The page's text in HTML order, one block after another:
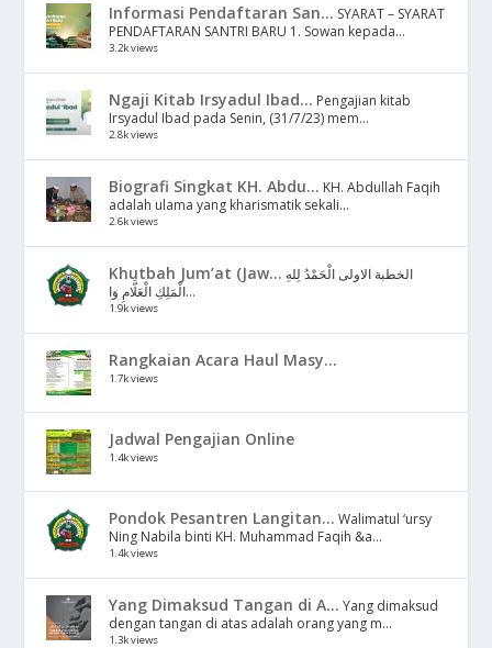
Informasi Pendaftaran San... SYARAT – SYARAT
PENDAFTARAN SANTRI BARU 1. Sowan kepada...
3.2k views
Ngaji Kitab Irsyadul Ibad... Pengajian kitab
Irsyadul Ibad pada Senin, (31/7/23) mem...
2.8k views
Biografi Singkat KH. Abdu... KH. Abdullah Faqih
adalah ulama yang kharismatik sekali...
2.6k views
Khutbah Jum’at (Jaw... الخطبة الاولى الْحَمْدُ لِلهِ
الْمَلِكِ الْعَلَّامِ وَا...
1.9k views
Rangkaian Acara Haul Masy...
1.7k views
Jadwal Pengajian Online
1.4k views
Pondok Pesantren Langitan... Walimatul ‘ursy
Ning Nabila binti KH. Muhammad Faqih &a...
1.4k views
Yang Dimaksud Tangan di A... Yang dimaksud
dengan tangan di atas adalah orang yang m...
1.3k views